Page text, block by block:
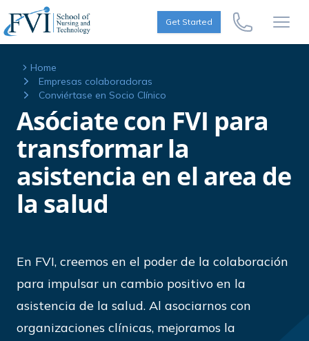
Skip to content
FVI School of Nursing
Get Started
Call Us Now
Home
Empresas colaboradoras
Conviértase en Socio Clínico
Asóciate con FVI para
transformar la
asistencia en el area de
la salud
En FVI, creemos en el poder de la colaboración
para impulsar un cambio positivo en la
asistencia de la salud. Al asociarnos con
organizaciones clínicas, mejoramos la